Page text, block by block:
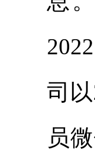
司
员